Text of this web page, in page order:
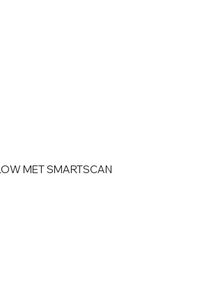
MET SMARTSCAN